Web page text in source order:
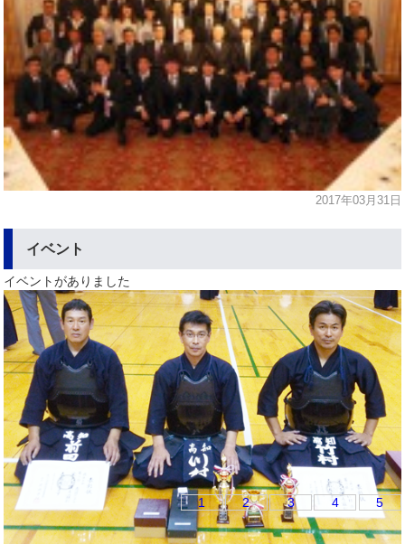
2017年03月31日
イベント
イベントがありました
1 2 3 4 5